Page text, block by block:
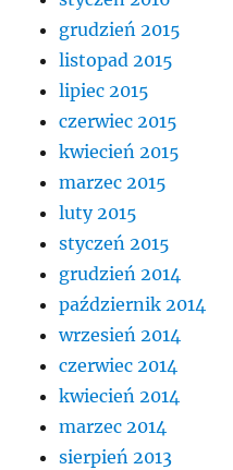
grudzień 2015
listopad 2015
lipiec 2015
czerwiec 2015
kwiecień 2015
marzec 2015
luty 2015
styczeń 2015
grudzień 2014
październik 2014
wrzesień 2014
czerwiec 2014
kwiecień 2014
marzec 2014
sierpień 2013